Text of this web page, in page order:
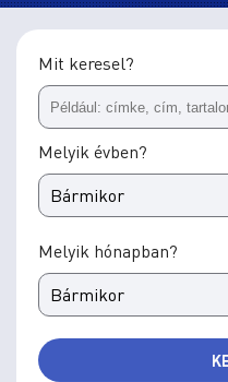
Mit keresel?
Melyik évben?
Melyik hónapban?